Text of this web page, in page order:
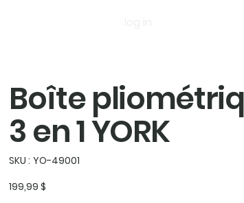
Boîte
3 en 1 YORK
SKU : SKU
YO-
YO-49001
Prix
199,99 $